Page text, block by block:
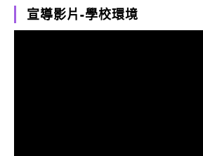
宣導影片-學校環境